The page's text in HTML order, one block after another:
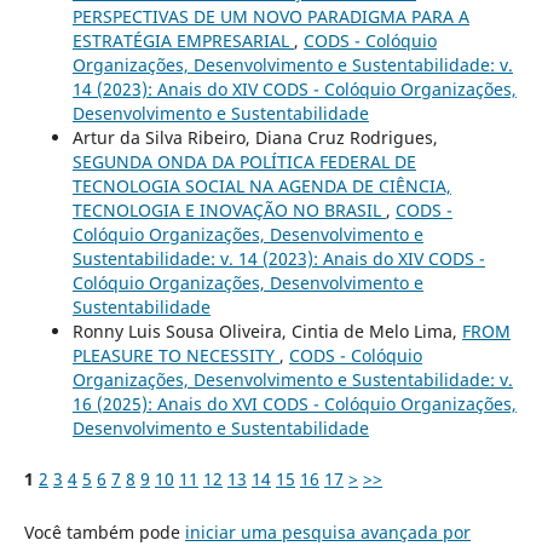
PERSPECTIVAS DE UM NOVO PARADIGMA PARA A
ESTRATÉGIA EMPRESARIAL , CODS - Colóquio
Organizações, Desenvolvimento e Sustentabilidade: v.
14 (2023): Anais do XIV CODS - Colóquio Organizações,
Desenvolvimento e Sustentabilidade
Artur da Silva Ribeiro, Diana Cruz Rodrigues,
SEGUNDA ONDA DA POLÍTICA FEDERAL DE
TECNOLOGIA SOCIAL NA AGENDA DE CIÊNCIA,
TECNOLOGIA E INOVAÇÃO NO BRASIL , CODS -
Colóquio Organizações, Desenvolvimento e
Sustentabilidade: v. 14 (2023): Anais do XIV CODS -
Colóquio Organizações, Desenvolvimento e
Sustentabilidade
Ronny Luis Sousa Oliveira, Cintia de Melo Lima, FROM
PLEASURE TO NECESSITY , CODS - Colóquio
Organizações, Desenvolvimento e Sustentabilidade: v.
16 (2025): Anais do XVI CODS - Colóquio Organizações,
Desenvolvimento e Sustentabilidade
1 2 3 4 5 6 7 8 9 10 11 12 13 14 15 16 17 > >>
Você também pode iniciar uma pesquisa avançada por